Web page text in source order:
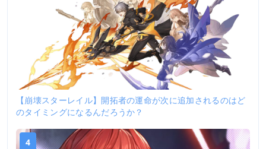
【崩壊スターレイル】開拓者の運命が次に追加されるのはど
のタイミングになるんだろうか？
4